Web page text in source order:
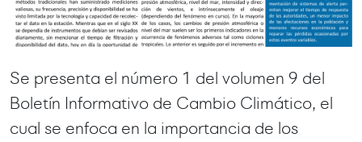
Se presenta el número 1 del volumen 9 del
Boletín Informativo de Cambio Climático, el
cual se enfoca en la importancia de los